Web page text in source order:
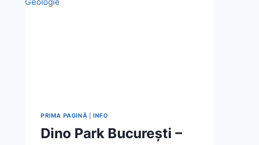
PRIMA PAGINĂ INFO
Dino Park București –